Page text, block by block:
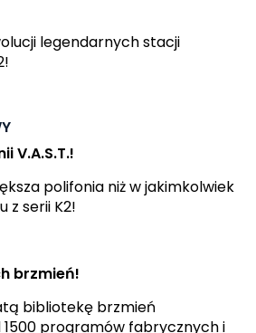
legendarnych stacji
V.A.S.T.!
polifonia niż w jakimkolwiek
z serii K2!
brzmień!
bibliotekę brzmień
programów fabrycznych i